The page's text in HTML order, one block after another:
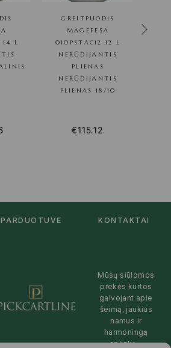
14 L
GREITPUODIS
MAGEFESA
01OPSTAC12 12 L
NERŪDIJANTIS
PLIENAS
NERŪDIJANTIS
PLIENAS 18/10
€115.12
PARDUOTUVĖ KONTAKTAI
Mūsų siūlomos
prekės kurtos
galvojant apie
šeimą, jaukius
namus ir
harmoningą
aplinką –